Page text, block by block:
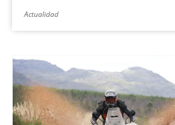
Actualidad